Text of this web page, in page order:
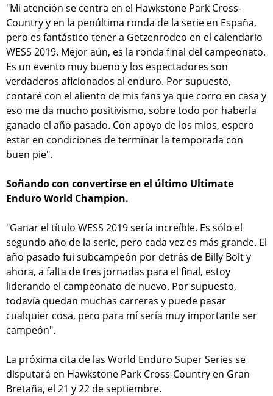
"Mi atención se centra en el Hawkstone Park Cross-
Country y en la penúltima ronda de la serie en España,
pero es fantástico tener a Getzenrodeo en el calendario
WESS 2019. Mejor aún, es la ronda final del campeonato.
Es un evento muy bueno y los espectadores son
verdaderos aficionados al enduro. Por supuesto,
contaré con el aliento de mis fans ya que corro en casa y
eso me da mucho positivismo, sobre todo por haberla
ganado el año pasado. Con apoyo de los mios, espero
estar en condiciones de terminar la temporada con
buen pie".
Soñando con convertirse en el último Ultimate
Enduro World Champion.
"Ganar el título WESS 2019 sería increíble. Es sólo el
segundo año de la serie, pero cada vez es más grande. El
año pasado fui subcampeón por detrás de Billy Bolt y
ahora, a falta de tres jornadas para el final, estoy
liderando el campeonato de nuevo. Por supuesto,
todavía quedan muchas carreras y puede pasar
cualquier cosa, pero para mí sería muy importante ser
campeón".
La próxima cita de las World Enduro Super Series se
disputará en Hawkstone Park Cross-Country en Gran
Bretaña, el 21 y 22 de septiembre.